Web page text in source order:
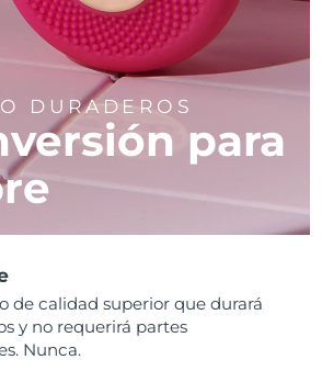
DURADEROS
para
de calidad superior que durará
y no requerirá partes
Nunca.